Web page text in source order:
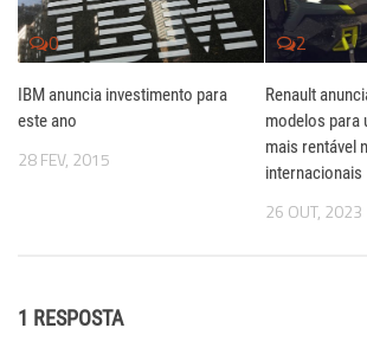
0
IBM anuncia investimento para
este ano
28 FEV, 2015
2
Renault
modelos para
mais rentável
internacionais
26 OUT, 2023
1 RESPOSTA